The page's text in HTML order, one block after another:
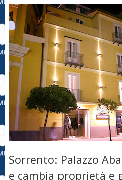
Sorrento: Palazzo
e cambia proprietà e